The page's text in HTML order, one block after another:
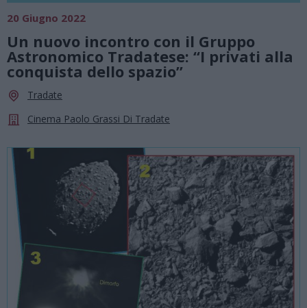
20 Giugno 2022
Un nuovo incontro con il Gruppo
Astronomico Tradatese: “I privati alla
conquista dello spazio”
Tradate
Cinema Paolo Grassi Di Tradate